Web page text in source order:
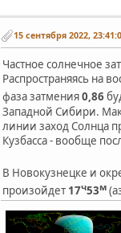
15 сентября 2022,
Частное солнечное
Распространяясь на
фаза затмения0,86
Западной Сибири.
линии заход Солнца
Кузбасса - вообще
В Новокузнецке и
произойдет 17ч53м